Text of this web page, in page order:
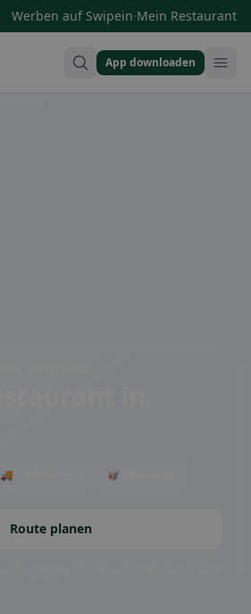
Werben auf Swipein·Mein Restaurant
App downloaden
🚚 Lieferservice 🥡 Takeaway
Route planen